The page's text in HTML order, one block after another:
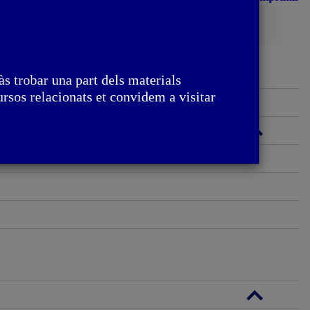
trobar una part dels materials
relacionats et convidem a visitar